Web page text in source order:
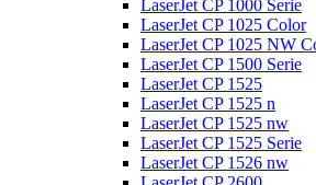
LaserJet CP 1000 Serie
LaserJet CP 1025 Color
LaserJet CP 1025 NW
LaserJet CP 1500 Serie
LaserJet CP 1525
LaserJet CP 1525 n
LaserJet CP 1525 nw
LaserJet CP 1525 Serie
LaserJet CP 1526 nw